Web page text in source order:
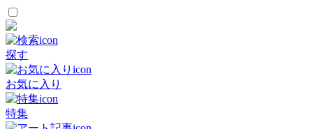
探す
お気に入り
特集